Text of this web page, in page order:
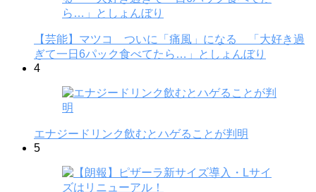
【芸能】マツコ ついに「痛風」になる 「大好き過
ぎて一日6パック食べてたら…」としょんぼり
4
エナジードリンク飲むとハゲることが判明
5